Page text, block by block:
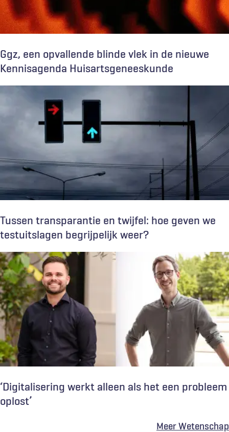
Ggz, een opvallende blinde vlek in de nieuwe
Kennisagenda Huisartsgeneeskunde
Tussen transparantie en twijfel: hoe geven we
testuitslagen begrijpelijk weer?
‘Digitalisering werkt alleen als het een probleem
oplost’
Meer Wetenschap